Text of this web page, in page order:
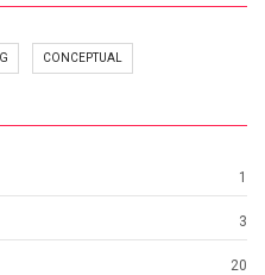
CONCEPTUAL
1
3
20